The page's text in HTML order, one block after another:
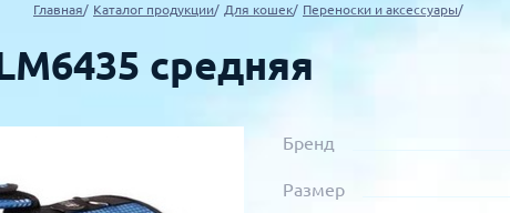
Главная Каталог продукции Для кошек Переноски и аксессуары
средняя
Бренд
Размер